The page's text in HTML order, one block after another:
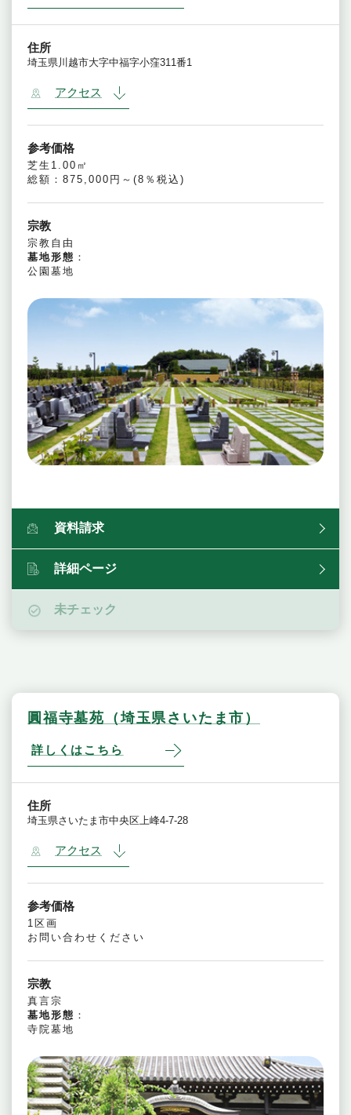
住所
埼玉県川越市大字中福字小窪311番1
アクセス
参考価格
芝生1.00㎡
総額：875,000円～(8％税込)
宗教
宗教自由
墓地形態 ：
公園墓地
資料請求
詳細ページ
未チェック
圓福寺墓苑（埼玉県さいたま市）
詳しくはこちら
住所
埼玉県さいたま市中央区上峰4-7-28
アクセス
参考価格
1区画
お問い合わせください
宗教
真言宗
墓地形態 ：
寺院墓地